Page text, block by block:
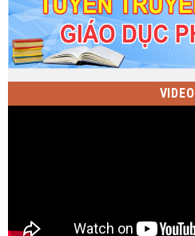
VIDEO